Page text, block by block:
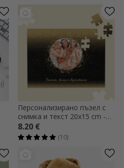
Персонализирано пъзел с
снимка и текст 20x15 cm -
Златна рамка
8.20 €
(10)